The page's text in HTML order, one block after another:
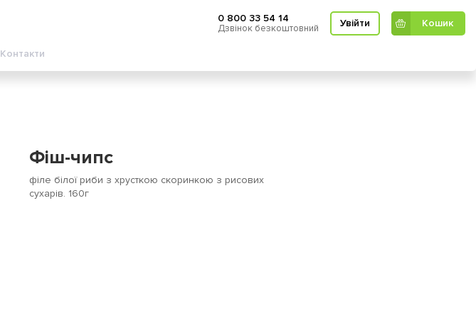
0 800 33 54 14
Дзвінок безкоштовний Увійти Кошик
Контакти
Фіш-чипс
філе білої риби з хрусткою скоринкою з рисових
сухарів. 160г